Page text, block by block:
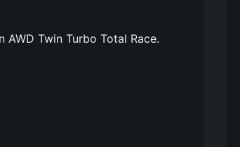
AWD Twin Turbo Total Race.